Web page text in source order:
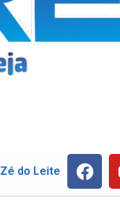
Zé do Leite